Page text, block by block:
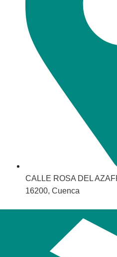
CALLE ROSA DEL
16200, Cuenca